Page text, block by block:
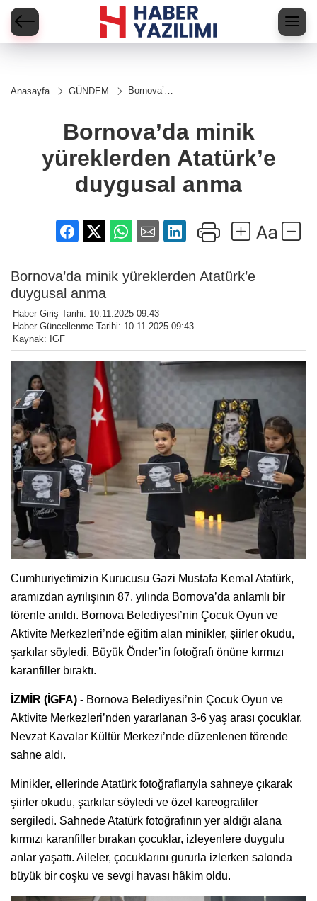
Anasayfa GÜNDEM
Bornova’da
Atatürk’e
duygusal
Bornova’da minik
yüreklerden Atatürk’e
duygusal anma
Bornova’da minik yüreklerden Atatürk’e
duygusal anma
Haber Giriş Tarihi: 10.11.2025 09:43
Haber Güncellenme Tarihi: 10.11.2025 09:43
Kaynak: IGF
Cumhuriyetimizin Kurucusu Gazi Mustafa Kemal Atatürk,
aramızdan ayrılışının 87. yılında Bornova’da anlamlı bir
törenle anıldı. Bornova Belediyesi’nin Çocuk Oyun ve
Aktivite Merkezleri’nde eğitim alan minikler, şiirler okudu,
şarkılar söyledi, Büyük Önder’in fotoğrafı önüne kırmızı
karanfiller bıraktı.
İZMİR (İGFA) - Bornova Belediyesi’nin Çocuk Oyun ve
Aktivite Merkezleri’nden yararlanan 3-6 yaş arası çocuklar,
Nevzat Kavalar Kültür Merkezi’nde düzenlenen törende
sahne aldı.
Minikler, ellerinde Atatürk fotoğraflarıyla sahneye çıkarak
şiirler okudu, şarkılar söyledi ve özel kareografiler
sergiledi. Sahnede Atatürk fotoğrafının yer aldığı alana
kırmızı karanfiller bırakan çocuklar, izleyenlere duygulu
anlar yaşattı. Aileler, çocuklarını gururla izlerken salonda
büyük bir coşku ve sevgi havası hâkim oldu.